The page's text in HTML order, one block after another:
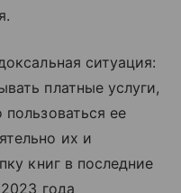
ситуация:
платные услуги,
ее
их и
книг в последние
года